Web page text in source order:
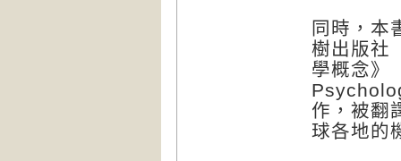
同時，本
樹出版社
學概念》
作，被翻
球各地的